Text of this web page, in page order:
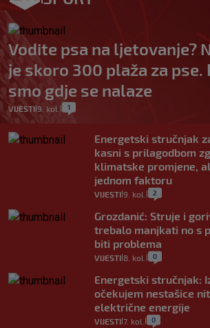
Vodite psa na ljetovanje?
je skoro 300 plaža za
smo gdje se nalaze
VIJESTI|9. kol. 1
Energetski stručnjak
kasni s prilagodbom
klimatske promjene,
jednom faktoru
VIJESTI 9. kol. 2
Grozdanić: Struje i
trebalo manjkati no s
biti problema
VIJESTI 8. kol. 0
Energetski stručnjak:
očekujem nestašice
električne energije
VIJESTI 7. kol. 0